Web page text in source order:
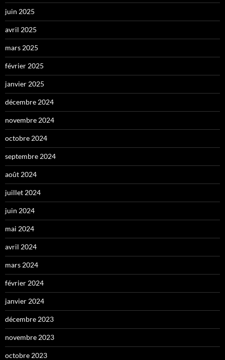
juin 2025
avril 2025
mars 2025
février 2025
janvier 2025
décembre 2024
novembre 2024
octobre 2024
septembre 2024
août 2024
juillet 2024
juin 2024
mai 2024
avril 2024
mars 2024
février 2024
janvier 2024
décembre 2023
novembre 2023
octobre 2023